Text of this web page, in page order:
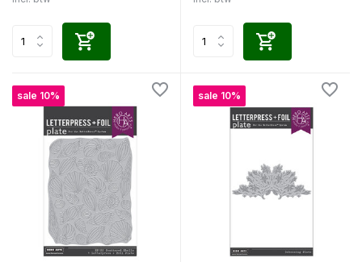
sale 10% sale 10%